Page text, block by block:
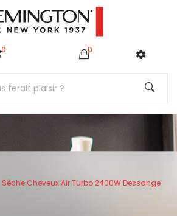
0 0
Sèche Cheveux Air Turbo 2400W Dessange